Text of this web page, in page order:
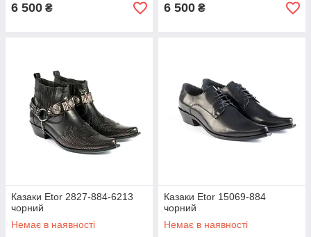
6 500 ₴ 6 500 ₴
Казаки Etor 2827-884-6213
чорний
Немає в наявності
Казаки Etor 15069-884
чорний
Немає в наявності